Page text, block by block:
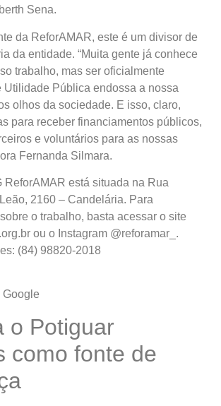
Sena.
da ReforAMAR, este é um divisor de
da entidade. “Muita gente já conhece
trabalho, mas ser oficialmente
Utilidade Pública endossa a nossa
olhos da sociedade. E isso, claro,
para receber financiamentos públicos,
e voluntários para as nossas
Fernanda Silmara.
ReforAMAR está situada na Rua
2160 – Candelária. Para
o trabalho, basta acessar o site
ou o Instagram @reforamar_.
(84) 98820-2018
o Potiguar
como fonte de